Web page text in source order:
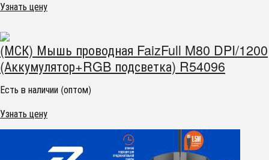
Узнать цену
(МСК) Мышь проводная FaizFull M80 DPI/1200
(Аккумулятор+RGB подсветка) R54096
Есть в наличии (оптом)
Узнать цену